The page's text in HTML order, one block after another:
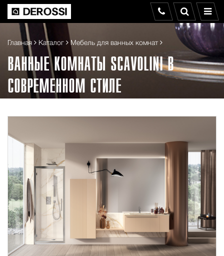
Главная Каталог Мебель для ванных комнат
ВАННЫЕ КОМНАТЫ SCAVOLINI В
СОВРЕМЕННОМ СТИЛЕ